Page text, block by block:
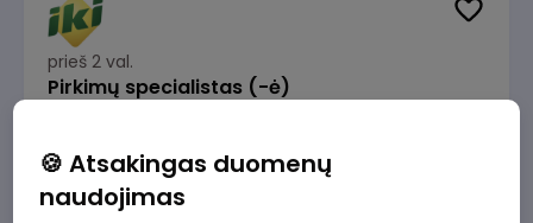
prieš 2 val.
Pirkimų specialistas (-ė)
1600 - 1900 €/mėn. Prieš mokesčius
🍪 Atsakingas duomenų
naudojimas